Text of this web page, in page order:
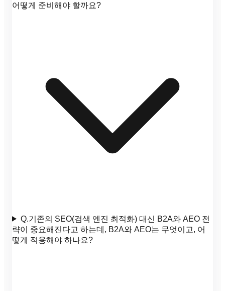
어떻게 준비해야 할까요?
Q.기존의 SEO(검색 엔진 최적화) 대신 B2A와 AEO 전
략이 중요해진다고 하는데, B2A와 AEO는 무엇이고, 어
떻게 적용해야 하나요?